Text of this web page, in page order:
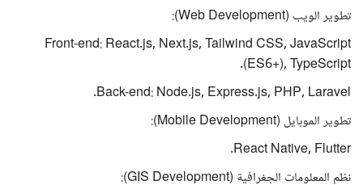
تطوير الويب (Web Development):
Front-end: React.js, Next.js, Tailwind CSS, JavaScript
(ES6+), TypeScript.
Back-end: Node.js, Express.js, PHP, Laravel.
تطوير الموبايل (Mobile Development):
React Native, Flutter.
نظم المعلومات الجغرافية (GIS Development):